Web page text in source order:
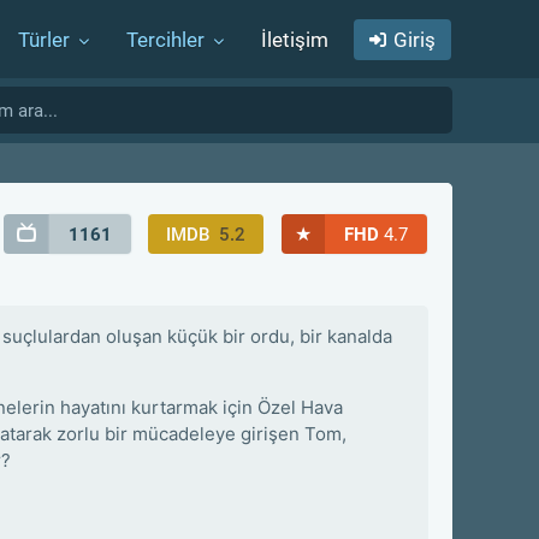
Türler Tercihler İletişim Giriş
1161 IMDB 5.2 ★ FHD 4.7
oluşan küçük bir ordu, bir kanalda
hayatını kurtarmak için Özel Hava
zorlu bir mücadeleye girişen Tom,